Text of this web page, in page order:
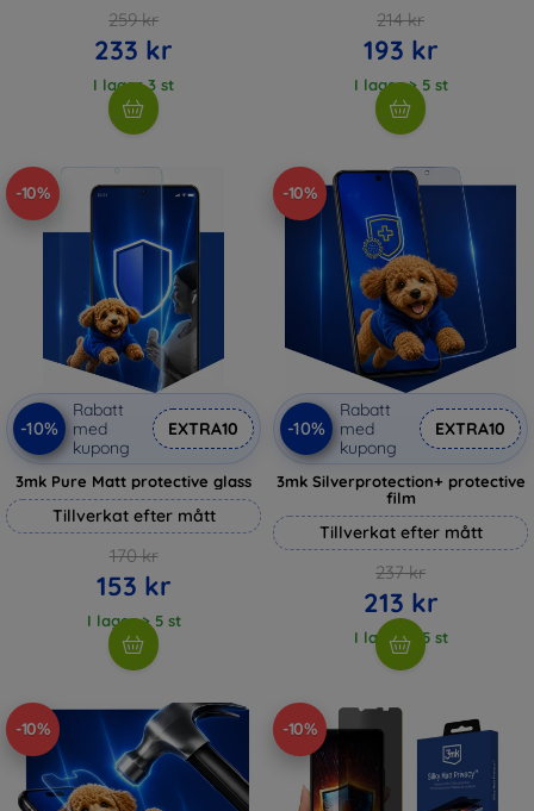
259 kr
233 kr
I lager 3 st
214 kr
193 kr
I lager > 5 st
-10%
-10%
Rabatt
med
kupong
EXTRA10
3mk Pure Matt protective glass
Tillverkat efter mått
170 kr
153 kr
I lager > 5 st
-10%
-10%
Rabatt
med
kupong
EXTRA10
3mk Silverprotection+ protective
film
Tillverkat efter mått
237 kr
213 kr
I lager > 5 st
-10% -10%